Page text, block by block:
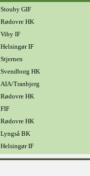
Stouby GIF
Rødovre HK
Viby IF
Helsingør IF
Stjernen
Svendborg HK
AIA/Tranbjerg
Rødovre HK
FIF
Rødovre HK
Lyngså BK
Helsingør IF